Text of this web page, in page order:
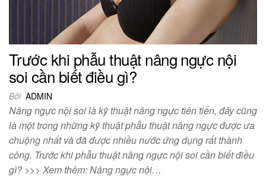
Trước khi phẫu thuật nâng ngực nội
soi cần biết điều gì?
Bởi ADMIN
Nâng ngực nội soi là kỹ thuật nâng ngực tiên tiến, đây cũng
là một trong những kỹ thuật phẫu thuật nâng ngực được ưa
chuộng nhất và đã được nhiều nước ứng dụng rất thành
công. Trước khi phẫu thuật nâng ngực nội soi cần biết điều
gì? >>> Xem thêm: Nâng ngực nội…